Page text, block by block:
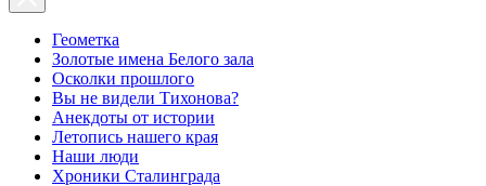
Геометка
Золотые имена Белого зала
Осколки прошлого
Вы не видели Тихонова?
Анекдоты от истории
Летопись нашего края
Наши люди
Хроники Сталинграда